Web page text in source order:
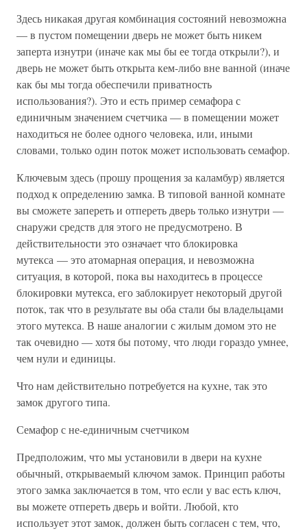
Здесь никакая другая комбинация состояний невозможна
— в пустом помещении дверь не может быть никем
заперта изнутри (иначе как мы бы ее тогда открыли?), и
дверь не может быть открыта кем-либо вне ванной (иначе
как бы мы тогда обеспечили приватность
использования?). Это и есть пример семафора с
единичным значением счетчика — в помещении может
находиться не более одного человека, или, иными
словами, только один поток может использовать семафор.
Ключевым здесь (прошу прощения за каламбур) является
подход к определению замка. В типовой ванной комнате
вы сможете запереть и отпереть дверь только изнутри —
снаружи средств для этого не предусмотрено. В
действительности это означает что блокировка
мутекса — это атомарная операция, и невозможна
ситуация, в которой, пока вы находитесь в процессе
блокировки мутекса, его заблокирует некоторый другой
поток, так что в результате вы оба стали бы владельцами
этого мутекса. В наше аналогии с жилым домом это не
так очевидно — хотя бы потому, что люди гораздо умнее,
чем нули и единицы.
Что нам действительно потребуется на кухне, так это
замок другого типа.
Семафор с не-единичным счетчиком
Предположим, что мы установили в двери на кухне
обычный, открываемый ключом замок. Принцип работы
этого замка заключается в том, что если у вас есть ключ,
вы можете отпереть дверь и войти. Любой, кто
использует этот замок, должен быть согласен с тем, что,